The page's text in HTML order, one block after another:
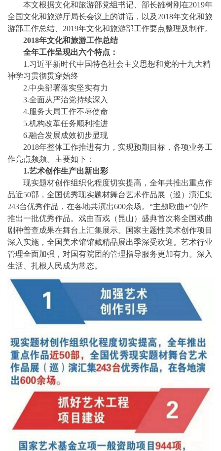
本文根据文化和旅游部党组书记、部长雒树刚在2019年
全国文化和旅游厅局长会议上的讲话，以及2018年文化和旅
游部工作总结、2019年文化和旅游部工作要点整理及制作。
2018年文化和旅游工作总结
全年工作呈现出六个特点：
1.习近平新时代中国特色社会主义思想和党的十九大精
神学习贯彻贯穿始终
2.中央部署落实坚实有力
3.全面从严治党持续深入
4.服务大局工作不辱使命
5.机构改革任务顺利推进
6.融合发展成效初步显现
2018年整体工作推进有力，实现预期目标，各项业务工
作亮点频频。主要如下：
1.艺术创作生产出新出彩
现实题材创作组织化程度切实提高，全年共推出重点作
品近50部，全国优秀现实题材舞台艺术作品展（巡）演汇集
243台优秀作品，在各地共演出600余场。“主题歌曲+”创作
推出一批优秀作品。戏曲百戏（昆山）盛典首次将全国戏曲
剧种普查成果在舞台上汇集展示。国家主题性美术创作项目
深入实施，全国美术馆馆藏精品展出季深受欢迎。艺术行业
管理全面加强，对国有院团的管理指导服务更加有力。深入
生活、扎根人民成为常态。